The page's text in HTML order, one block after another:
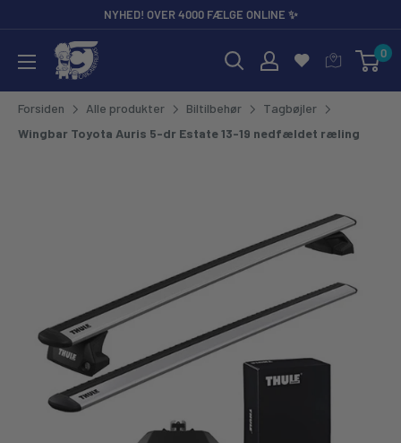
NYHED! OVER 4000 FÆLGE ONLINE ✨
CarCare Freaks - Bilpleje & Tilbehør til Entusiaster og 0
Forsiden Alle produkter Biltilbehør
Tagbøjler
Wingbar Toyota Auris 5-dr Estate 13-19 nedfældet ræling